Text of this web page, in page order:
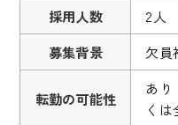
採用人数
2人
募集背景
欠員
転勤の可能性
あ
く